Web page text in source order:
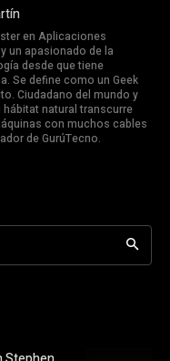
en Aplicaciones
un apasionado de la
desde que tiene
Se define como un Geek
Ciudadano del mundo y
natural transcurre
con muchos cables
de GurúTecno.